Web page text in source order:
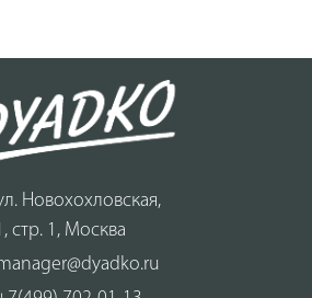
Новохохловская,
стр. 1, Москва